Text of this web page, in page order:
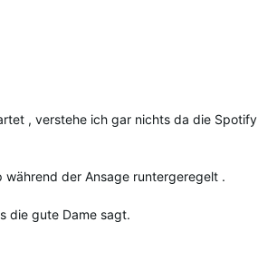
, verstehe ich gar nichts da die Spotify
der Ansage runtergeregelt .
die gute Dame sagt.